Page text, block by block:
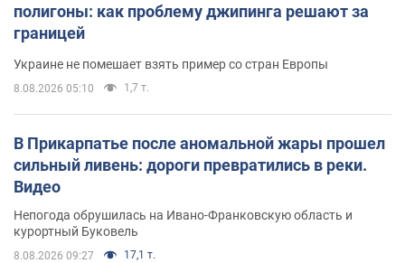
полигоны: как проблему джипинга решают за
границей
Украине не помешает взять пример со стран Европы
8.08.2026 05:10 1,7 т.
В Прикарпатье после аномальной жары прошел
сильный ливень: дороги превратились в реки.
Видео
Непогода обрушилась на Ивано-Франковскую область и
курортный Буковель
8.08.2026 09:27 17,1 т.